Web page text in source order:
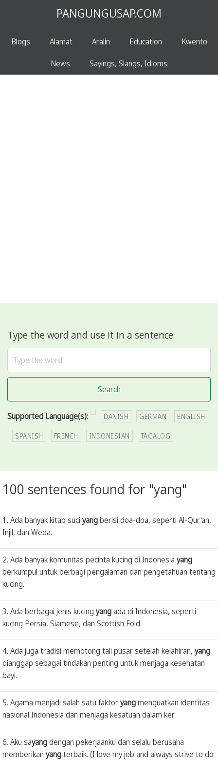
PANGUNGUSAP.COM
Blogs Alamat Aralin Education Kwento
News Sayings, Slangs, Idioms
Type the word and use it in a sentence
Search
Supported Language(s): DANISH GERMAN ENGLISH
SPANISH FRENCH INDONESIAN TAGALOG
100 sentences found for "yang"
1. Ada banyak kitab suci yangberisi doa-doa, seperti Al-Qur'an,
Injil, dan Weda.
2. Ada banyak komunitas pecinta kucing di Indonesia yang
berkumpul untuk berbagi pengalaman dan pengetahuan tentang
kucing.
3. Ada berbagai jenis kucing yangada di Indonesia, seperti
kucing Persia, Siamese, dan Scottish Fold.
4. Ada juga tradisi memotong tali pusar setelah kelahiran, yang
dianggap sebagai tindakan penting untuk menjaga kesehatan
bayi.
5. Agama menjadi salah satu faktoryangmenguatkan identitas
nasional Indonesia dan menjaga kesatuan dalam ker
6. Aku sayangdengan pekerjaanku dan selalu berusaha
memberikan yangterbaik. (I love my job and always strive to do